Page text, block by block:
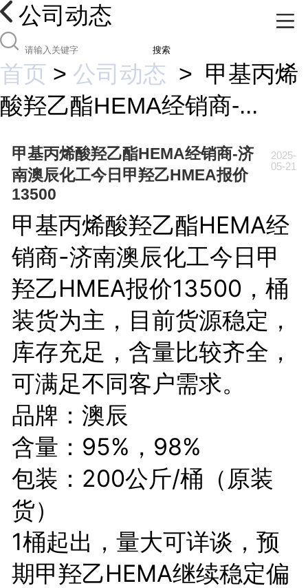
公司动态
搜索
首页 > 公司动态 > 甲基丙烯
酸羟乙酯HEMA经销商-...
甲基丙烯酸羟乙酯HEMA经销商-济
南澳辰化工今日甲羟乙HMEA报价
13500
2025-
05-21
甲基丙烯酸羟乙酯HEMA经
销商-济南澳辰化工今日甲
羟乙HMEA报价13500，桶
装货为主，目前货源稳定，
库存充足，含量比较齐全，
可满足不同客户需求。
品牌：澳辰
含量：95%，98%
包装：200公斤/桶（原装
货）
1桶起出，量大可详谈，预
期甲羟乙HEMA继续稳定偏